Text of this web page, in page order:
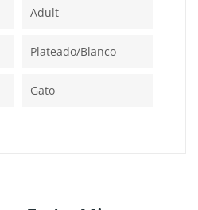
Adult
Plateado/blanco
Gato